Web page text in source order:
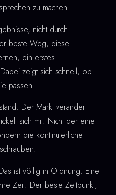
zu machen.
nicht durch
beste Weg, diese
ein erstes
zeigt sich schnell, ob
passen.
Der Markt verändert
sich mit. Nicht der eine
die kontinuierliche
ist völlig in Ordnung. Eine
Zeit. Der beste Zeitpunkt,